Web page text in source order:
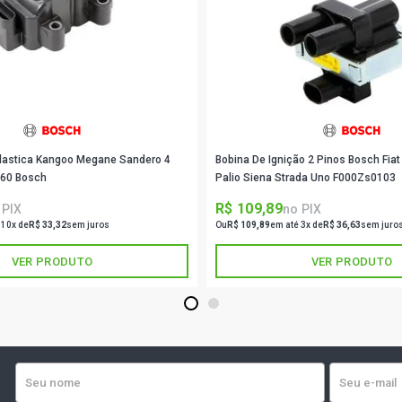
STRADA
(2013 - 2016)
STRADA
DOBLO
(2010 - 2021)
DOBLO
LINEA
SIENA
(2011 -
Kangoo Megane Sandero 4
Bosch
deR$ 33,32sem juros
VER PRODUTO
Bobina De Ignição 2 Pinos Bosch
Palio Siena Strada Uno F000Zs0103
R$ 109,89no PIX
Ou R$ 109,89em até 3x deR$ 36,63sem juros
VER PRODUTO
1 2